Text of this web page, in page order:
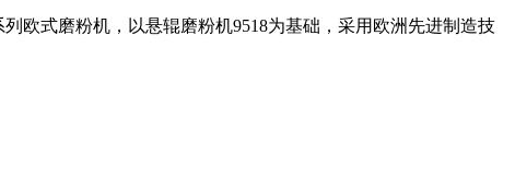
欧式磨粉机，以悬辊磨粉机9518为基础，采用欧洲先进制造技